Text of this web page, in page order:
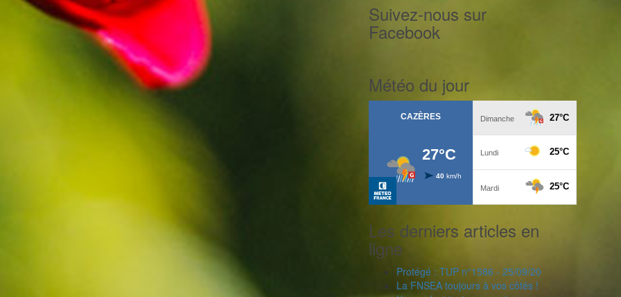
Suivez-nous sur
Facebook
Météo du jour
Les derniers articles en
ligne
Protégé : TUP n°1586 - 25/09/20
La FNSEA toujours à vos côtés !